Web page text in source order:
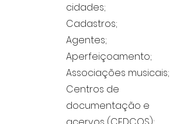
cidades;
Cadastros;
Agentes;
Aperfeiçoamento;
Associações musicais;
Centros de
documentação e